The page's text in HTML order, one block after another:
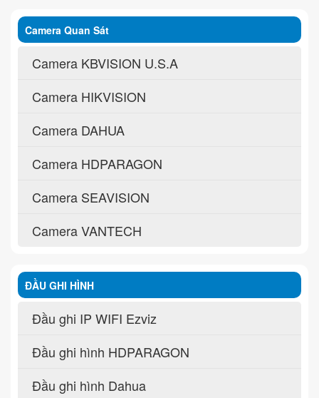
Camera Quan Sát
Camera KBVISION U.S.A
Camera HIKVISION
Camera DAHUA
Camera HDPARAGON
Camera SEAVISION
Camera VANTECH
ĐẦU GHI HÌNH
Đầu ghi IP WIFI Ezviz
Đầu ghi hình HDPARAGON
Đầu ghi hình Dahua